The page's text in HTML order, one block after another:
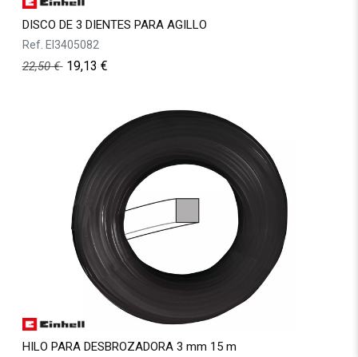
DISCO DE 3 DIENTES PARA AGILLO
Ref. EI3405082
22,50€ 19,13 €
HILO PARA DESBROZADORA 3 mm 15 m